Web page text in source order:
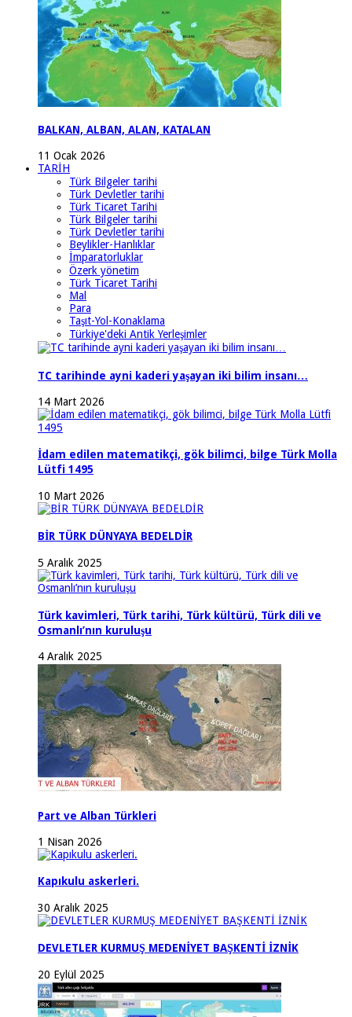
BALKAN, ALBAN, ALAN, KATALAN
11 Ocak 2026
TARİH
Türk Bilgeler tarihi
Türk Devletler tarihi
Türk Ticaret Tarihi
Türk Bilgeler tarihi
Türk Devletler tarihi
Beylikler-Hanlıklar
İmparatorluklar
Özerk yönetim
Türk Ticaret Tarihi
Mal
Para
Taşıt-Yol-Konaklama
Türkiye'deki Antik Yerleşimler
TC tarihinde ayni kaderi yaşayan iki bilim insanı…
14 Mart 2026
İdam edilen matematikçi, gök bilimci, bilge Türk Molla
Lütfi 1495
10 Mart 2026
BİR TÜRK DÜNYAYA BEDELDİR
5 Aralık 2025
Türk kavimleri, Türk tarihi, Türk kültürü, Türk dili ve
Osmanlı’nın kuruluşu
4 Aralık 2025
Part ve Alban Türkleri
1 Nisan 2026
Kapıkulu askerleri.
30 Aralık 2025
DEVLETLER KURMUŞ MEDENİYET BAŞKENTİ İZNİK
20 Eylül 2025